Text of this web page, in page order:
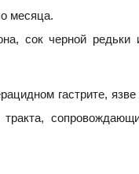
месяца.
сок черной редьки
гастрите,